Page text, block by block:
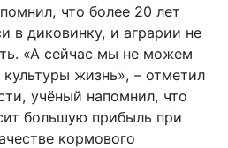
что более 20 лет
в диковинку, и аграрии не
«А сейчас мы не можем
культуры жизнь», – отметил
учёный напомнил, что
большую прибыль при
кормового